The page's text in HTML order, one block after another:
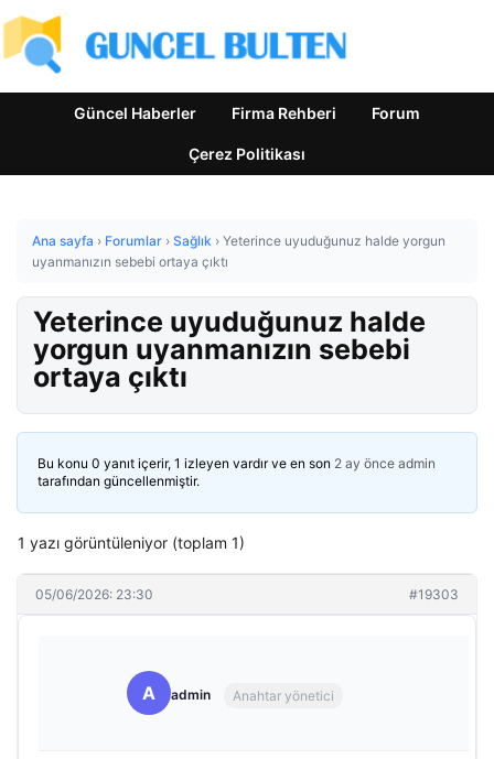
Güncel Haberler Firma Rehberi Forum
Çerez Politikası
Ana sayfa › Forumlar › Sağlık › Yeterince uyuduğunuz halde yorgun
uyanmanızın sebebi ortaya çıktı
Yeterince uyuduğunuz halde
yorgun uyanmanızın sebebi
ortaya çıktı
Bu konu 0 yanıt içerir, 1 izleyen vardır ve en son 2 ay önce admin
tarafından güncellenmiştir.
1 yazı görüntüleniyor (toplam 1)
05/06/2026: 23:30 #19303
A admin Anahtar yönetici